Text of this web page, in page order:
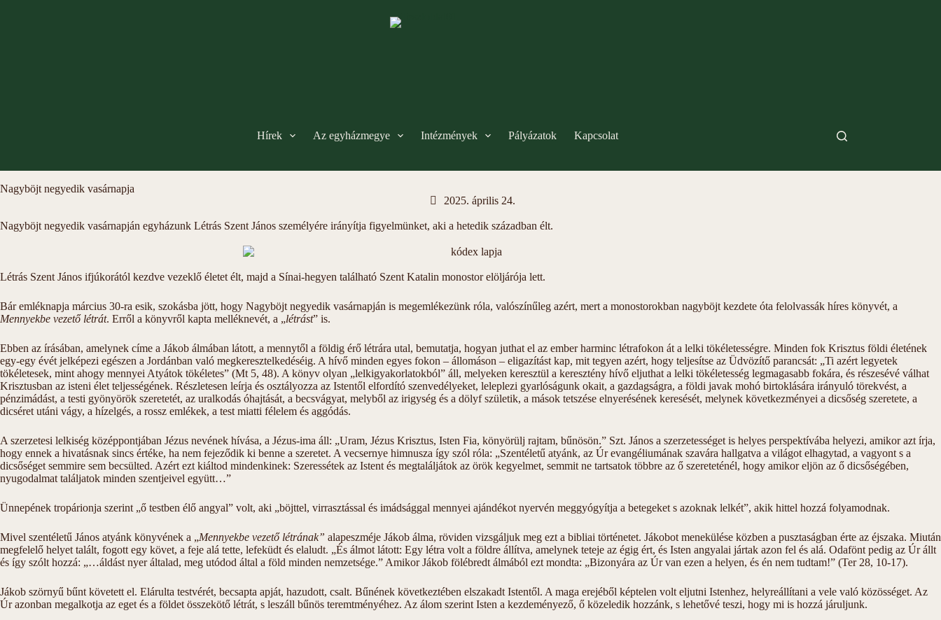
Hírek Az egyházmegye Intézmények Pályázatok Kapcsolat
Nagyböjt negyedik vasárnapja
2025. április 24.
Nagyböjt negyedik vasárnapján egyházunk Létrás Szent János személyére irányítja figyelmünket, aki a hetedik században élt.
Létrás Szent János ifjúkorától kezdve vezeklő életet élt, majd a Sínai-hegyen található Szent Katalin monostor elöljárója lett.
Bár emléknapja március 30-ra esik, szokásba jött, hogy Nagyböjt negyedik vasárnapján is megemlékezünk róla, valószínűleg azért, mert a monostorokban nagyböjt kezdete óta felolvassák híres könyvét, a
Mennyekbe vezető létrát. Erről a könyvről kapta melléknevét, a „létrást” is.
Ebben az írásában, amelynek címe a Jákob álmában látott, a mennytől a földig érő létrára utal, bemutatja, hogyan juthat el az ember harminc létrafokon át a lelki tökéletességre. Minden fok Krisztus földi életének
egy-egy évét jelképezi egészen a Jordánban való megkeresztelkedéséig. A hívő minden egyes fokon – állomáson – eligazítást kap, mit tegyen azért, hogy teljesítse az Üdvözítő parancsát: „Ti azért legyetek
tökéletesek, mint ahogy mennyei Atyátok tökéletes” (Mt 5, 48). A könyv olyan „lelkigyakorlatokból” áll, melyeken keresztül a keresztény hívő eljuthat a lelki tökéletesség legmagasabb fokára, és részesévé válhat
Krisztusban az isteni élet teljességének. Részletesen leírja és osztályozza az Istentől elfordító szenvedélyeket, leleplezi gyarlóságunk okait, a gazdagságra, a földi javak mohó birtoklására irányuló törekvést, a
pénzimádást, a testi gyönyörök szeretetét, az uralkodás óhajtását, a becsvágyat, melyből az irigység és a dölyf születik, a mások tetszése elnyerésének keresését, melynek következményei a dicsőség szeretete, a
dicséret utáni vágy, a hízelgés, a rossz emlékek, a test miatti félelem és aggódás.
A szerzetesi lelkiség középpontjában Jézus nevének hívása, a Jézus-ima áll: „Uram, Jézus Krisztus, Isten Fia, könyörülj rajtam, bűnösön.” Szt. János a szerzetességet is helyes perspektívába helyezi, amikor azt írja,
hogy ennek a hivatásnak sincs értéke, ha nem fejeződik ki benne a szeretet. A vecsernye himnusza így szól róla: „Szentéletű atyánk, az Úr evangéliumának szavára hallgatva a világot elhagytad, a vagyont s a
dicsőséget semmire sem becsülted. Azért ezt kiáltod mindenkinek: Szeressétek az Istent és megtaláljátok az örök kegyelmet, semmit ne tartsatok többre az ő szereteténél, hogy amikor eljön az ő dicsőségében,
nyugodalmat találjatok minden szentjeivel együtt…”
Ünnepének tropárionja szerint „ő testben élő angyal” volt, aki „böjttel, virrasztással és imádsággal mennyei ajándékot nyervén meggyógyítja a betegeket s azoknak lelkét”, akik hittel hozzá folyamodnak.
Mivel szentéletű János atyánk könyvének a „Mennyekbe vezető létrának” alapeszméje Jákob álma, röviden vizsgáljuk meg ezt a bibliai történetet. Jákobot menekülése közben a pusztaságban érte az éjszaka. Miután
megfelelő helyet talált, fogott egy követ, a feje alá tette, lefeküdt és elaludt. „És álmot látott: Egy létra volt a földre állítva, amelynek teteje az égig ért, és Isten angyalai jártak azon fel és alá. Odafönt pedig az Úr állt
és így szólt hozzá: „…áldást nyer általad, meg utódod által a föld minden nemzetsége.” Amikor Jákob fölébredt álmából ezt mondta: „Bizonyára az Úr van ezen a helyen, és én nem tudtam!” (Ter 28, 10-17).
Jákob szörnyű bűnt követett el. Elárulta testvérét, becsapta apját, hazudott, csalt. Bűnének következtében elszakadt Istentől. A maga erejéből képtelen volt eljutni Istenhez, helyreállítani a vele való közösséget. Az
Úr azonban megalkotja az eget és a földet összekötő létrát, s leszáll bűnös teremtményéhez. Az álom szerint Isten a kezdeményező, ő közeledik hozzánk, s lehetővé teszi, hogy mi is hozzá járuljunk.